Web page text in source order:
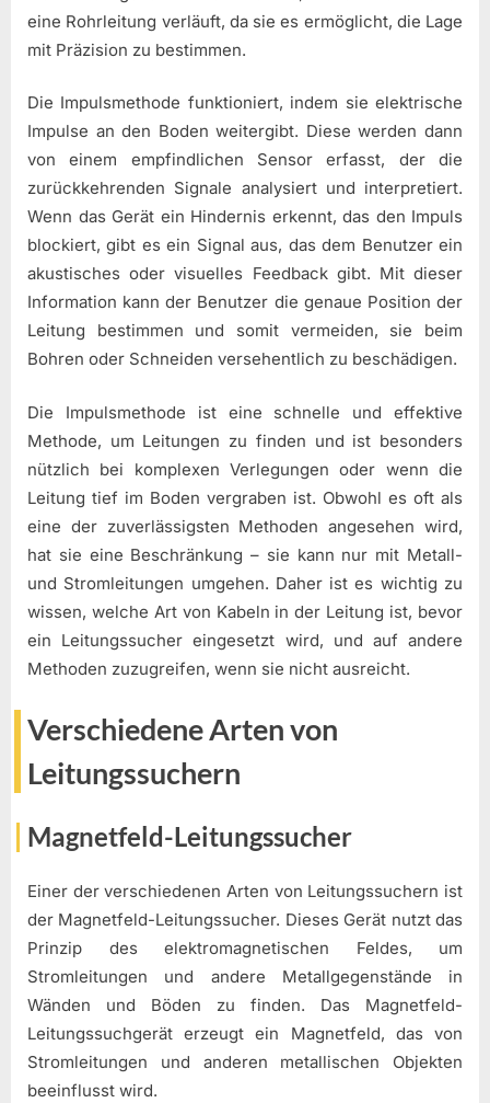
eine Rohrleitung verläuft, da sie es ermöglicht, die Lage
mit Präzision zu bestimmen.
Die Impulsmethode funktioniert, indem sie elektrische
Impulse an den Boden weitergibt. Diese werden dann
von einem empfindlichen Sensor erfasst, der die
zurückkehrenden Signale analysiert und interpretiert.
Wenn das Gerät ein Hindernis erkennt, das den Impuls
blockiert, gibt es ein Signal aus, das dem Benutzer ein
akustisches oder visuelles Feedback gibt. Mit dieser
Information kann der Benutzer die genaue Position der
Leitung bestimmen und somit vermeiden, sie beim
Bohren oder Schneiden versehentlich zu beschädigen.
Die Impulsmethode ist eine schnelle und effektive
Methode, um Leitungen zu finden und ist besonders
nützlich bei komplexen Verlegungen oder wenn die
Leitung tief im Boden vergraben ist. Obwohl es oft als
eine der zuverlässigsten Methoden angesehen wird,
hat sie eine Beschränkung – sie kann nur mit Metall-
und Stromleitungen umgehen. Daher ist es wichtig zu
wissen, welche Art von Kabeln in der Leitung ist, bevor
ein Leitungssucher eingesetzt wird, und auf andere
Methoden zuzugreifen, wenn sie nicht ausreicht.
Verschiedene Arten von
Leitungssuchern
Magnetfeld-Leitungssucher
Einer der verschiedenen Arten von Leitungssuchern ist
der Magnetfeld-Leitungssucher. Dieses Gerät nutzt das
Prinzip des elektromagnetischen Feldes, um
Stromleitungen und andere Metallgegenstände in
Wänden und Böden zu finden. Das Magnetfeld-
Leitungssuchgerät erzeugt ein Magnetfeld, das von
Stromleitungen und anderen metallischen Objekten
beeinflusst wird.